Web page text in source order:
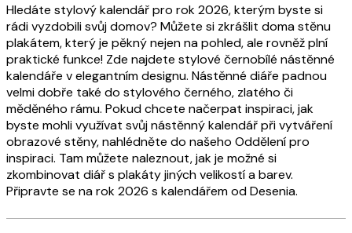
Hledáte stylový kalendář pro rok 2026, kterým byste si
rádi vyzdobili svůj domov? Můžete si zkrášlit doma stěnu
plakátem, který je pěkný nejen na pohled, ale rovněž plní
praktické funkce! Zde najdete stylové černobílé nástěnné
kalendáře v elegantním designu. Nástěnné diáře padnou
velmi dobře také do stylového černého, zlatého či
měděného rámu. Pokud chcete načerpat inspiraci, jak
byste mohli využívat svůj nástěnný kalendář při vytváření
obrazové stěny, nahlédněte do našeho Oddělení pro
inspiraci. Tam můžete naleznout, jak je možné si
zkombinovat diář s plakáty jiných velikostí a barev.
Připravte se na rok 2026 s kalendářem od Desenia.